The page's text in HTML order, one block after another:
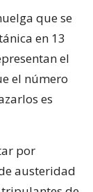
que se
en 13
el
el número
es
por
austeridad